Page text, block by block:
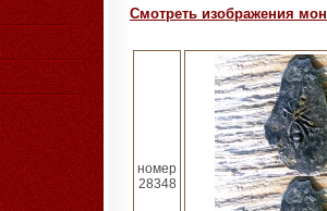
Смотреть изображения
номер
28348